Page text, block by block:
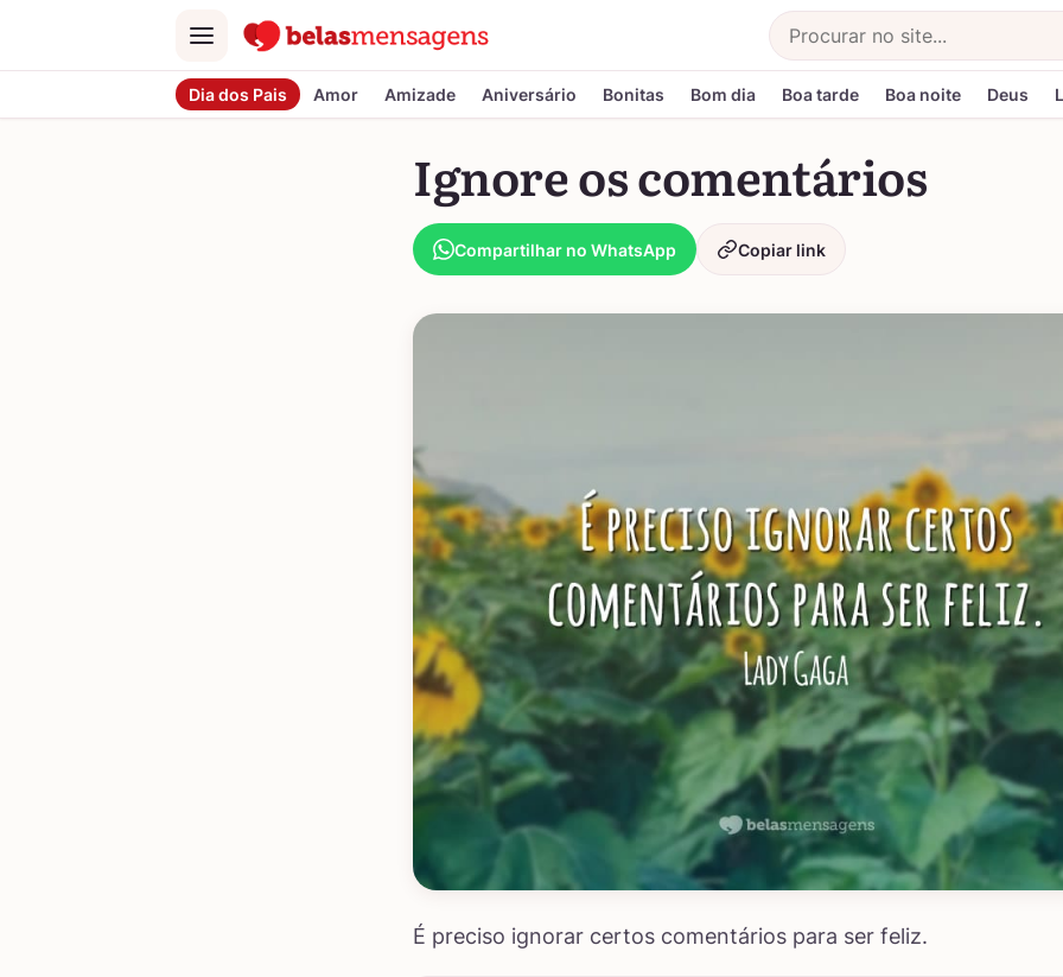
Menu
Buscar
Dia dos Pais Amor Amizade Aniversário Bonitas Bom dia Boa tarde Boa noite Deus
Ignore os comentários
Compartilhar no WhatsApp Copiar link
É preciso ignorar certos comentários para ser feliz.